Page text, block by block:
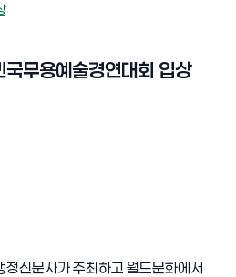
무용예술경연대회 입상
신문사가 주최하고 월드문화에서